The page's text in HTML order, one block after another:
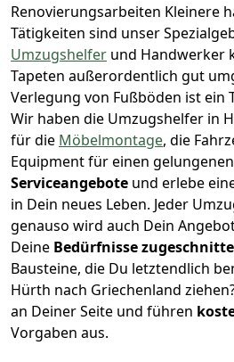
Renovierungsarbeiten Kleinere
Tätigkeiten sind unser
Umzugshelfer und Handwerker
Tapeten außerordentlich gut
Verlegung von Fußböden ist ein
Wir haben die Umzugshelfer in
für die Möbelmontage, die
Equipment für einen
Serviceangebote und erlebe
in Dein neues Leben. Jeder
genauso wird auch Dein
Deine Bedürfnisse
Bausteine, die Du letztendlich
Hürth nach Griechenland
an Deiner Seite und führen
Vorgaben aus.